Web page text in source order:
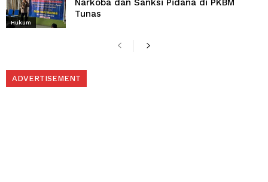
Hukum
Narkoba dan Sanksi Pidana di PKBM
Tunas
ADVERTISEMENT